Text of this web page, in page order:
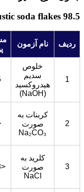
soda flakes 98.5
ردیف نام آزمون
1
خلوص
سدیم
هیدروکسید
(NaOH)
2
کربنات به
صورت
Na₂CO₃
3
کلرید به
صورت
NaCl
<0.008